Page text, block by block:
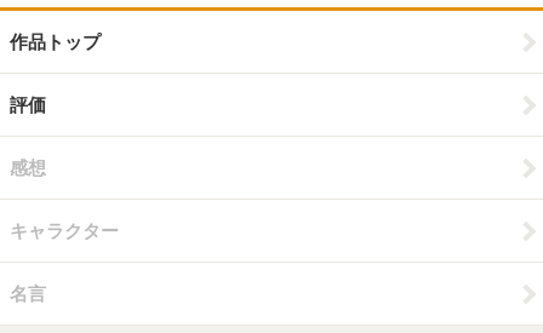
作品トップ
評価
感想
キャラクター
名言